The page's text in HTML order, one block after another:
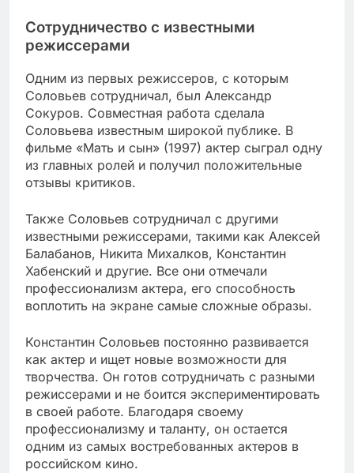
Сотрудничество с известными
режиссерами
Одним из первых режиссеров, с которым
Соловьев сотрудничал, был Александр
Сокуров. Совместная работа сделала
Соловьева известным широкой публике. В
фильме «Мать и сын» (1997) актер сыграл одну
из главных ролей и получил положительные
отзывы критиков.
Также Соловьев сотрудничал с другими
известными режиссерами, такими как Алексей
Балабанов, Никита Михалков, Константин
Хабенский и другие. Все они отмечали
профессионализм актера, его способность
воплотить на экране самые сложные образы.
Константин Соловьев постоянно развивается
как актер и ищет новые возможности для
творчества. Он готов сотрудничать с разными
режиссерами и не боится экспериментировать
в своей работе. Благодаря своему
профессионализму и таланту, он остается
одним из самых востребованных актеров в
российском кино.